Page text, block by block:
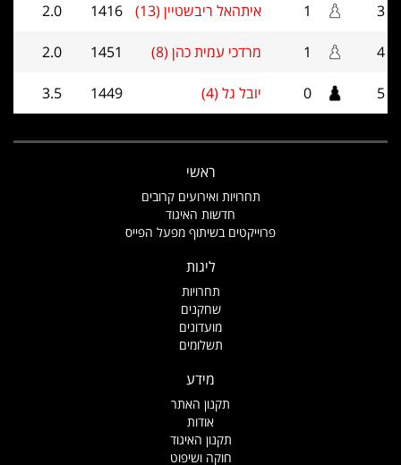
3
1 איתהאל ריבשטיין (13) 1416
2.0
4
1 מרדכי עמית כהן (8) 1451
2.0
5
0 יובל גל (4) 1449
3.5
ראשי
תחרויות ואירועים קרובים
חדשות האיגוד
פרוייקטים בשיתוף מפעל הפייס
ליגות
תחרויות
שחקנים
מועדונים
תשלומים
מידע
תקנון האתר
אודות
תקנון האיגוד
חוקה ושיפוט